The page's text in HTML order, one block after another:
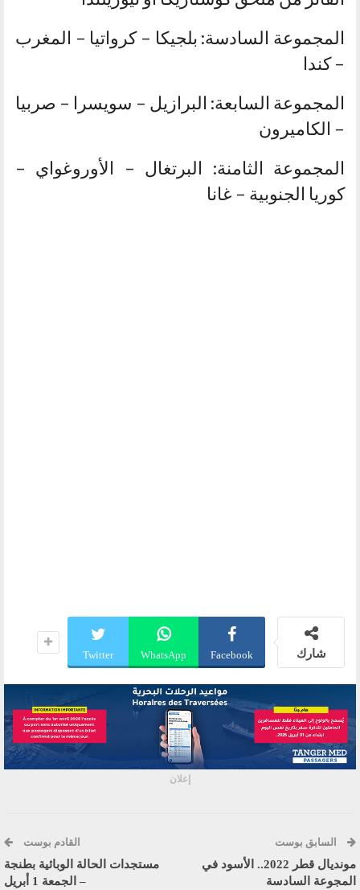
المجموعة السادسة: بلجيكا – كرواتيا – المغرب
– كندا
المجموعة السابعة: البرازيل – سويسرا – صربيا
– الكاميرون
المجموعة الثامنة: البرتغال – الأوروغواي –
كوريا الجنوبية – غانا
شارك Facebook
WhatsApp
Twitter
إعلان
السابق بوست
مونديال قطر 2022.. الأسود في
المجوعة السادسة
القادم بوست
مستجدات الحالة الوبائية بطنجة
– الجمعة 1 أبريل